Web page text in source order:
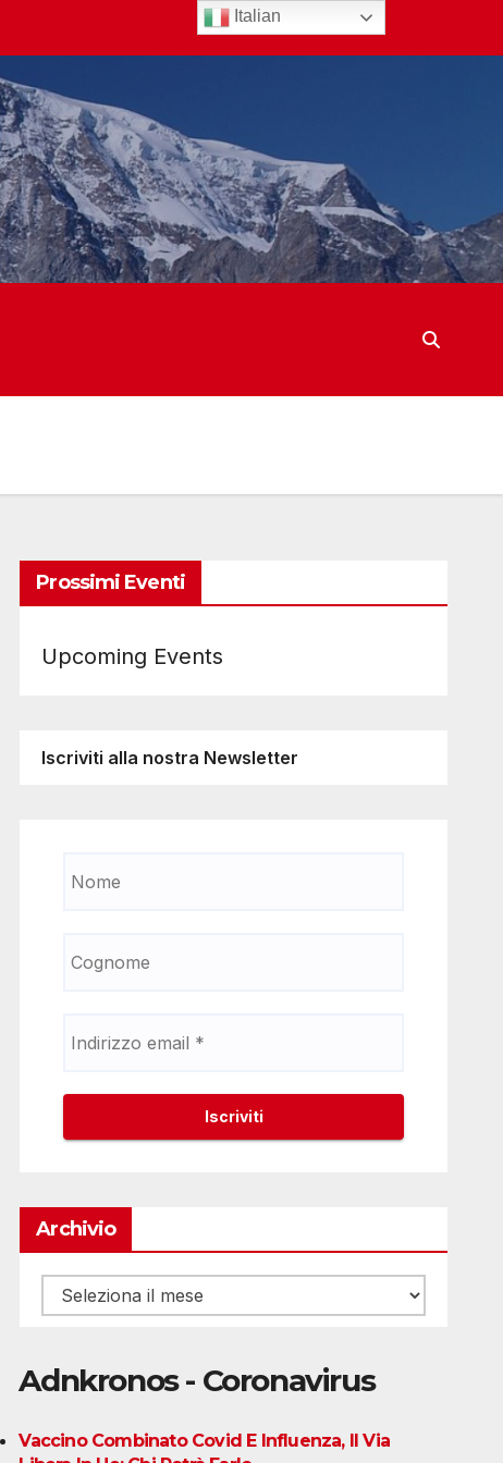
Prossimi Eventi
Upcoming Events
Iscriviti alla nostra Newsletter
Archivio
Archivio
Adnkronos - Coronavirus
Vaccino Combinato Covid E Influenza, Il Via
Italian